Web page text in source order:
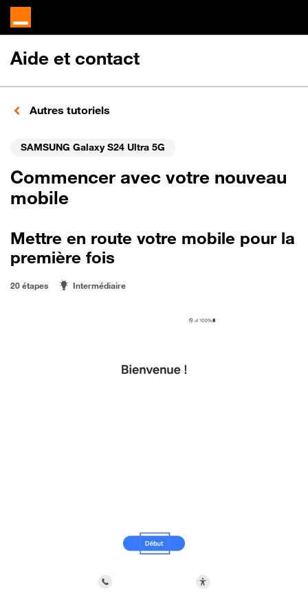
Aide et contact
Autres tutoriels
SAMSUNG Galaxy S24 Ultra 5G
Commencer avec votre nouveau
mobile
Mettre en route votre mobile pour la
première fois
20 étapes Intermédiaire